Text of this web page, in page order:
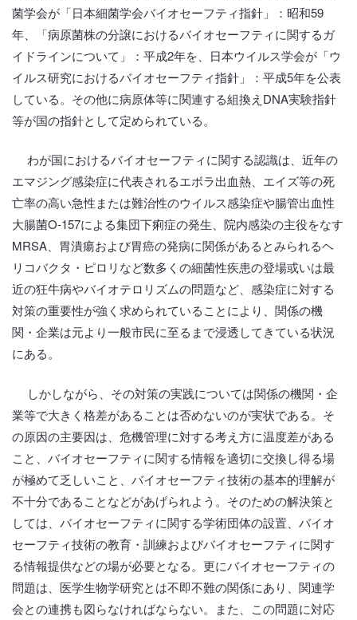
菌学会が「日本細菌学会バイオセーフティ指針」：昭和59
年、「病原菌株の分譲におけるバイオセーフティに関するガ
イドラインについて」：平成2年を、日本ウイルス学会が「ウ
イルス研究におけるバイオセーフティ指針」：平成5年を公表
している。その他に病原体等に関連する組換えDNA実験指針
等が国の指針として定められている。
わが国におけるバイオセーフティに関する認識は、近年の
エマジング感染症に代表されるエボラ出血熱、エイズ等の死
亡率の高い急性または難治性のウイルス感染症や腸管出血性
大腸菌O-157による集団下痢症の発生、院内感染の主役をなす
MRSA、胃潰瘍および胃癌の発病に関係があるとみられるヘ
リコバクタ・ピロリなど数多くの細菌性疾患の登場或いは最
近の狂牛病やバイオテロリズムの問題など、感染症に対する
対策の重要性が強く求められていることにより、関係の機
関・企業は元より一般市民に至るまで浸透してきている状況
にある。
しかしながら、その対策の実践については関係の機関・企
業等で大きく格差があることは否めないのが実状である。そ
の原因の主要因は、危機管理に対する考え方に温度差がある
こと、バイオセーフティに関する情報を適切に交換し得る場
が極めて乏しいこと、バイオセーフティ技術の基本的理解が
不十分であることなどがあげられよう。そのための解決策と
しては、バイオセーフティに関する学術団体の設置、バイオ
セーフティ技術の教育・訓練およびバイオセーフティに関す
る情報提供などの場が必要となる。更にバイオセーフティの
問題は、医学生物学研究とは不即不難の関係にあり、関連学
会との連携も図らなければならない。また、この問題に対応